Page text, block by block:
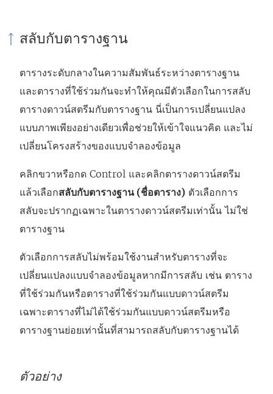
สลับกับตารางฐาน
ตารางระดับกลางในความสัมพันธ์ระหว่างตารางฐาน
และตารางที่ใช้ร่วมกันจะทำให้คุณมีตัวเลือกในการสลับ
ตารางดาวน์สตรีมกับตารางฐาน นี่เป็นการเปลี่ยนแปลง
แบบภาพเพียงอย่างเดียวเพื่อช่วยให้เข้าใจแนวคิด และไม่
เปลี่ยนโครงสร้างของแบบจำลองข้อมูล
คลิกขวาหรือกด Control และคลิกตารางดาวน์สตรีม
แล้วเลือกสลับกับตารางฐาน (ชื่อตาราง) ตัวเลือกการ
สลับจะปรากฏเฉพาะในตารางดาวน์สตรีมเท่านั้น ไม่ใช่
ตารางฐาน
ตัวเลือกการสลับไม่พร้อมใช้งานสำหรับตารางที่จะ
เปลี่ยนแปลงแบบจำลองข้อมูลหากมีการสลับ เช่น ตาราง
ที่ใช้ร่วมกันหรือตารางที่ใช้ร่วมกันแบบดาวน์สตรีม
เฉพาะตารางที่ไม่ได้ใช้ร่วมกันแบบดาวน์สตรีมหรือ
ตารางฐานย่อยเท่านั้นที่สามารถสลับกับตารางฐานได้
ตัวอย่าง